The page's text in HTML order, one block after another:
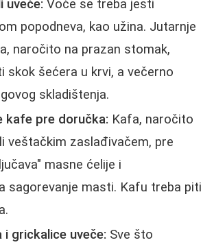
uveče: Voće se treba jesti
popodneva, kao užina. Jutarnje
naročito na prazan stomak,
skok šećera u krvi, a večerno
skladištenja.
kafe pre doručka: Kafa, naročito
veštačkim zaslađivačem, pre
masne ćelije i
sagorevanje masti. Kafu treba piti
i grickalice uveče: Sve što